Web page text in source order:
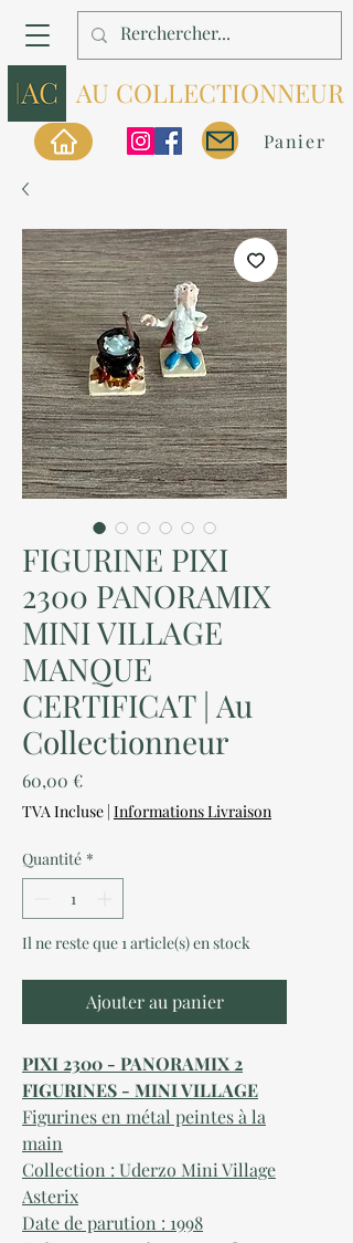
AU COLLECTIONNEUR
Panier
FIGURINE PIXI
2300 PANORAMIX
MINI VILLAGE
MANQUE
CERTIFICAT | Au
Collectionneur
60,00 €Prix
TVA Incluse | Informations Livraison
Quantité *
Il ne reste que 1 article(s) en stock
Ajouter au panier
PIXI 2300 - PANORAMIX 2
FIGURINES - MINI VILLAGE
Figurines en métal peintes à la
main
Collection : Uderzo Mini Village
Asterix
Date de parution : 1998